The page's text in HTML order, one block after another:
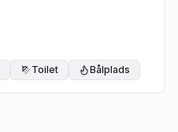
Toilet Bålplads